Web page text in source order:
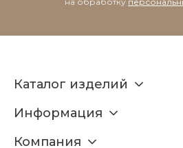
Каталог изделий
Информация
Компания